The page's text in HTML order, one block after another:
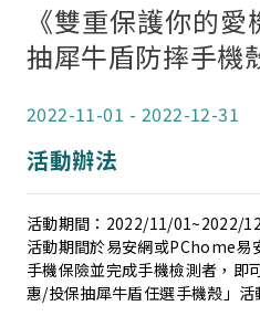
《雙重保護你的
抽犀牛盾防摔手機
2022-11-01 - 2022-12-31
活動辦法
活動期間：2022/11/01~2022/
活動期間於易安網或PChome易
手機保險並完成手機檢測者，即
惠/投保抽犀牛盾任選手機殼」活